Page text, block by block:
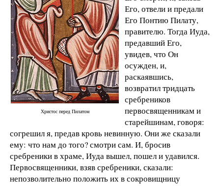
Христос перед Пилатом
Его, отвели и предали
Его Понтию Пилату,
правителю. Тогда Иуда,
предавший Его,
увидев, что Он
осужден, и,
раскаявшись,
возвратил тридцать
сребреников
первосвященникам и
старейшинам, говоря:
согрешил я, предав кровь невинную. Они же сказали
ему: что нам до того? смотри сам. И, бросив
сребреники в храме, Иуда вышел, пошел и удавился.
Первосвященники, взяв сребреники, сказали:
непозволительно положить их в сокровищницу